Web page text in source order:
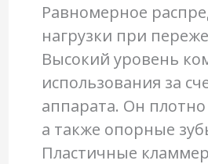
Равномерное
нагрузки при
Высокий уровень
использования за
аппарата. Он плотно
а также опорные
Пластичные